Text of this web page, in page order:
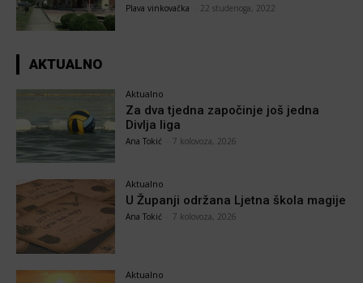
Plava vinkovačka 22 studenoga, 2022
AKTUALNO
Aktualno
Za dva tjedna započinje još jedna
Divlja liga
Ana Tokić 7 kolovoza, 2026
Aktualno
U Županji održana Ljetna škola magije
Ana Tokić 7 kolovoza, 2026
Aktualno